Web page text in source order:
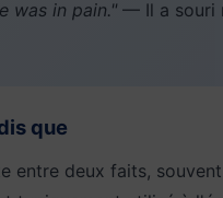
was in pain." — Il a souri
que
entre deux faits,